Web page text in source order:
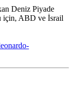
Deniz Piyade
için, ABD ve İsrail